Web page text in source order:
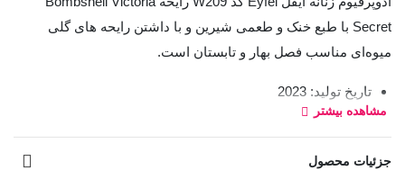
Secret با طبع خنک و طعمی شیرین و با داشتن رایحه های گلی
میوه‌ای مناسب فصل بهار و تابستان است.
تاریخ تولید: 2023
تاریخ انقضا: 2028
مشاهده بیشتر
جزئیات محصول